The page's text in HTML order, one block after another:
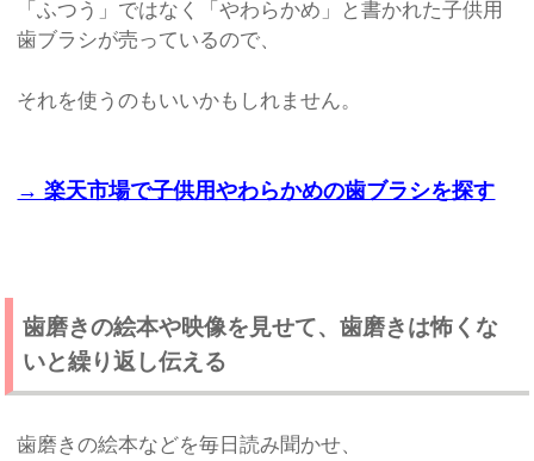
「ふつう」ではなく「やわらかめ」と書かれた子供用
歯ブラシが売っているので、
それを使うのもいいかもしれません。
→ 楽天市場で子供用やわらかめの歯ブラシを探す
歯磨きの絵本や映像を見せて、歯磨きは怖くな
いと繰り返し伝える
歯磨きの絵本などを毎日読み聞かせ、